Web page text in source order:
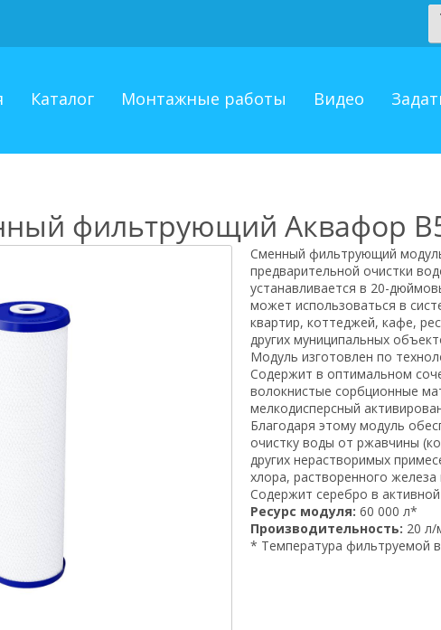
Каталог Монтажные работы Видео
фильтрующий Аквафор
Сменный фильтрующий
предварительной очистки
устанавливается в 20-
может использоваться в
квартир, коттеджей, кафе,
других муниципальных
Модуль изготовлен по
Содержит в оптимальном
волокнистые сорбционные
мелкодисперсный
Благодаря этому модуль
очистку воды от ржавчины
других нерастворимых
хлора, растворенного железа
Содержит серебро в
Ресурс модуля: 60 000 л*
Производительность: 20
* Температура фильтруемой